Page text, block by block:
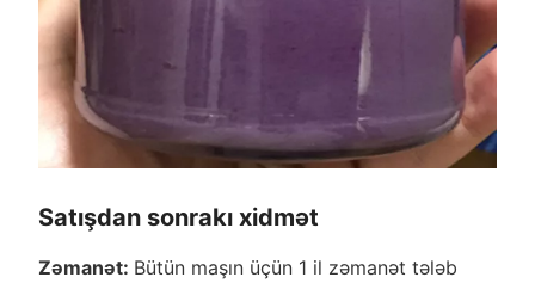
Satışdan sonrakı xidmət
Zəmanət: Bütün maşın üçün 1 il zəmanət tələb